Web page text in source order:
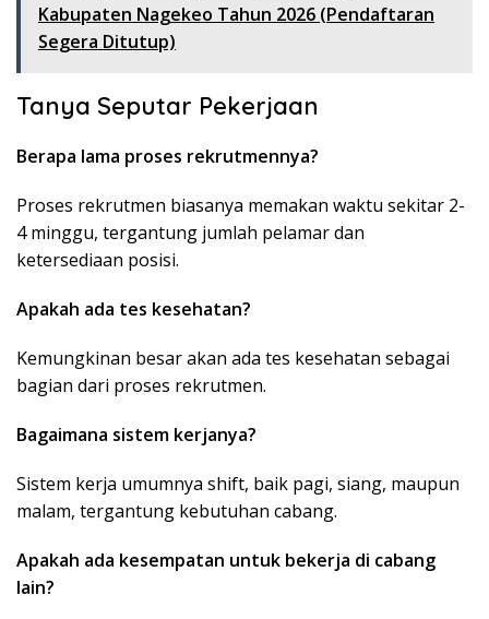
Kabupaten Nagekeo Tahun 2026 (Pendaftaran
Segera Ditutup)
Tanya Seputar Pekerjaan
Berapa lama proses rekrutmennya?
Proses rekrutmen biasanya memakan waktu sekitar 2-
4 minggu, tergantung jumlah pelamar dan
ketersediaan posisi.
Apakah ada tes kesehatan?
Kemungkinan besar akan ada tes kesehatan sebagai
bagian dari proses rekrutmen.
Bagaimana sistem kerjanya?
Sistem kerja umumnya shift, baik pagi, siang, maupun
malam, tergantung kebutuhan cabang.
Apakah ada kesempatan untuk bekerja di cabang
lain?